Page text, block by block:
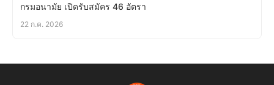
กรมอนามัย เปิดรับสมัคร 46 อัตรา
22 ก.ค. 2026